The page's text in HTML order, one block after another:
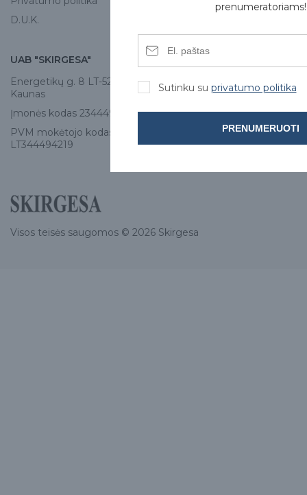
D.U.K.
UAB "SKIRGESA"
Energetikų g. 8 LT-52461,
Kaunas
Įmonės kodas 234449420
PVM mokėtojo kodas
LT344494219
KONTAKTAI
Tel: +370 671 77528
Visos teisės saugomos © 2026 Skirgesa
prenumeratoriams!
Sutinku su privatumo politika
PRENUMERUOTI